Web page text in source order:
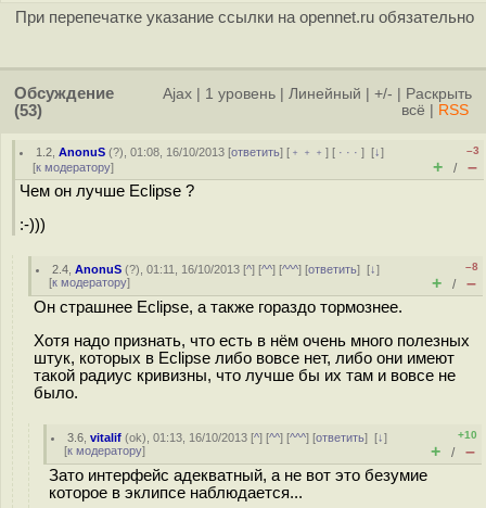
При перепечатке указание ссылки на opennet.ru обязательно
Обсуждение
(53)
Ajax 1 уровень Линейный +/-
Раскрыть
всё
RSS
1.2 ,AnonuS (?), 01:08, 16/10/2013 [ответить] [ ﹢﹢﹢] [ · · ·][↓]
[к модератору]
–3
+ / –
Чем он лучше Eclipse ?
:-)))
2.4 ,AnonuS (?), 01:11, 16/10/2013 [^] [^^] [^^^] [ответить][↓]
[к модератору]
–8
+ / –
Он страшнее Eclipse, а также гораздо тормознее.
Хотя надо признать, что есть в нём очень много полезных
штук, которых в Eclipse либо вовсе нет, либо они имеют
такой радиус кривизны, что лучше бы их там и вовсе не
было.
3.6 ,vitalif (ok), 01:13, 16/10/2013 [^] [^^] [^^^] [ответить][↓]
[к модератору]
+10
+ / –
Зато интерфейс адекватный, а не вот это безумие
которое в эклипсе наблюдается...